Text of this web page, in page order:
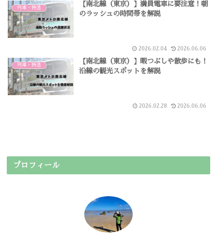
列車・特急
【南北線（東京）】満員電車に要注意！朝
のラッシュの時間帯を解説
2026.02.04 2026.06.06
列車・特急
【南北線（東京）】暇つぶしや散歩にも！
沿線の観光スポットを解説
2026.02.28 2026.06.06
プロフィール